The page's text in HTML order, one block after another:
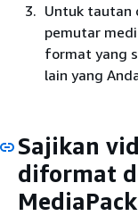
Untuk tautan
pemutar
format yang
lain yang
Sajikan
diformat